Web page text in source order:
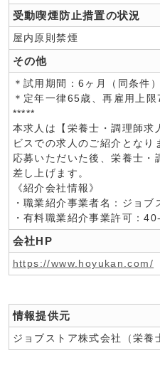
受動喫煙防止措置の状況
屋内原則禁煙
その他
＊試用期間：6ヶ月（同条件）
＊定年一律65歳、再雇用上
*****
本求人は【栄養士・調理師求
ビスでの求人のご紹介となり
応募いただいた後、栄養士・
差し上げます。
《紹介会社情報》
・職業紹介事業者名：ジョブ
・有料職業紹介事業許可：
会社HP
https://www.hoyukan.com/
情報提供元
ジョブストア株式会社（栄養